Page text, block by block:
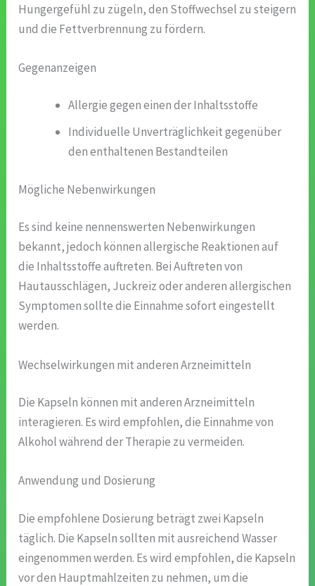
Hungergefühl zu zügeln, den Stoffwechsel zu steigern
und die Fettverbrennung zu fördern.
Gegenanzeigen
Allergie gegen einen der Inhaltsstoffe
Individuelle Unverträglichkeit gegenüber
den enthaltenen Bestandteilen
Mögliche Nebenwirkungen
Es sind keine nennenswerten Nebenwirkungen
bekannt, jedoch können allergische Reaktionen auf
die Inhaltsstoffe auftreten. Bei Auftreten von
Hautausschlägen, Juckreiz oder anderen allergischen
Symptomen sollte die Einnahme sofort eingestellt
werden.
Wechselwirkungen mit anderen Arzneimitteln
Die Kapseln können mit anderen Arzneimitteln
interagieren. Es wird empfohlen, die Einnahme von
Alkohol während der Therapie zu vermeiden.
Anwendung und Dosierung
Die empfohlene Dosierung beträgt zwei Kapseln
täglich. Die Kapseln sollten mit ausreichend Wasser
eingenommen werden. Es wird empfohlen, die Kapseln
vor den Hauptmahlzeiten zu nehmen, um die